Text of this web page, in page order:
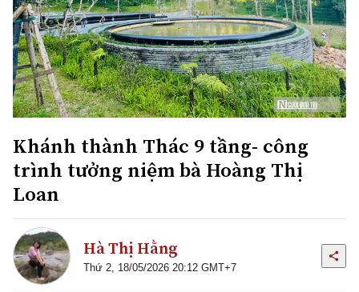
Khánh thành Thác 9 tầng- công
trình tưởng niệm bà Hoàng Thị
Loan
Hà Thị Hằng
Thứ 2, 18/05/2026 20:12 GMT+7